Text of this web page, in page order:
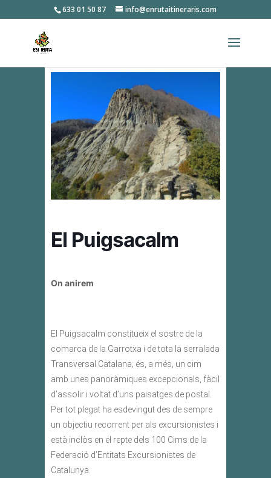
633 01 50 87 info@enrutaitineraris.com
El Puigsacalm
On anirem
El Puigsacalm constitueix el sostre de la
comarca de la Garrotxa i de tota la serralada
Transversal Catalana; és, a més, un cim
amb unes panoràmiques excepcionals, fàcil
d’assolir i voltat d’uns paisatges de postal.
Per tot plegat ha esdevingut des de sempre
un objectiu recorrent per als excursionistes i
està inclòs en el repte dels 100 Cims de la
Federació d’Entitats Excursionistes de
Catalunya.